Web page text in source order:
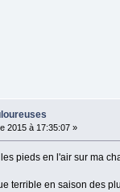
2015 à 17:35:07 »
pieds en l'air sur ma
terrible en saison des